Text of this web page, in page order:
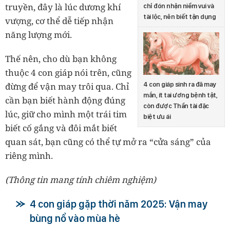
chỉ đón nhận niềm vui và
tài lộc, nên biết tận dụng
4 con giáp sinh ra đã may
mắn, ít tai ương bệnh tật,
còn được Thần tài đặc
biệt ưu ái
truyền, đây là lúc dương khí
vượng, cơ thể dễ tiếp nhận
năng lượng mới.
Thế nên, cho dù bạn không
thuộc 4 con giáp nói trên, cũng
đừng để vận may trôi qua. Chỉ
cần bạn biết hành động đúng
lúc, giữ cho mình một trái tim
biết cố gắng và đôi mắt biết
quan sát, bạn cũng có thể tự mở ra “cửa sáng” của
riêng mình.
(Thông tin mang tính chiêm nghiệm)
4 con giáp gặp thời năm 2025: Vận may
bùng nổ vào mùa hè